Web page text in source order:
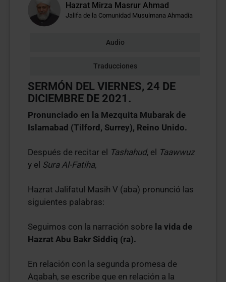
Hazrat Mirza Masrur Ahmad
Jalifa de la Comunidad Musulmana Ahmadía
Audio
Traducciones
SERMÓN DEL VIERNES, 24 DE
DICIEMBRE DE 2021.
Pronunciado en la Mezquita Mubarak de
Islamabad (Tilford, Surrey), Reino Unido.
Después de recitar el Tashahud, el Taawwuz
y el Sura Al-Fatiha,
Hazrat Jalifatul Masih V (aba) pronunció las
siguientes palabras:
Seguimos con la narración sobre la vida de
Hazrat Abu Bakr Siddiq (ra).
En relación con la segunda promesa de
Aqabah, se escribe que en relación a la